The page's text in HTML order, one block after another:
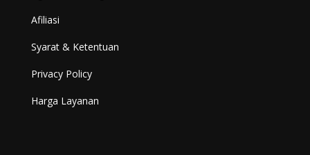
Afiliasi
Syarat & Ketentuan
Privacy Policy
Harga Layanan